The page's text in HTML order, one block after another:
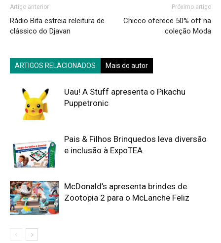
Artigo anterior
Rádio Bita estreia releitura de
clássico do Djavan
Próximo artigo
Chicco oferece 50% off na
coleção Moda
ARTIGOS RELACIONADOS Mais do autor
Uau! A Stuff apresenta o Pikachu
Puppetronic
Pais & Filhos Brinquedos leva diversão
e inclusão à ExpoTEA
McDonald’s apresenta brindes de
Zootopia 2 para o McLanche Feliz